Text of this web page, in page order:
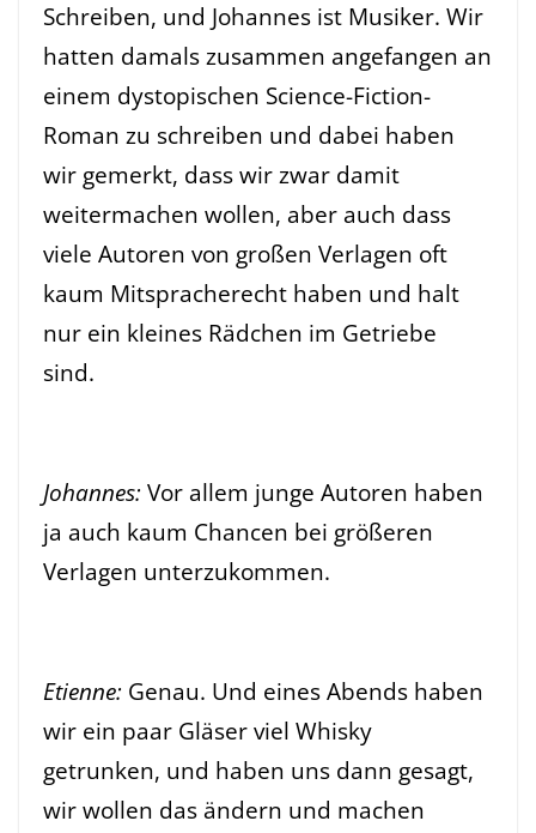
Schreiben, und Johannes ist Musiker. Wir
hatten damals zusammen angefangen an
einem dystopischen Science-Fiction-
Roman zu schreiben und dabei haben
wir gemerkt, dass wir zwar damit
weitermachen wollen, aber auch dass
viele Autoren von großen Verlagen oft
kaum Mitspracherecht haben und halt
nur ein kleines Rädchen im Getriebe
sind.
Johannes: Vor allem junge Autoren haben
ja auch kaum Chancen bei größeren
Verlagen unterzukommen.
Etienne: Genau. Und eines Abends haben
wir ein paar Gläser viel Whisky
getrunken, und haben uns dann gesagt,
wir wollen das ändern und machen